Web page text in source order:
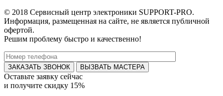
© 2018 Сервисный центр электроники SUPPORT-PRO.
Информация, размещенная на сайте, не является публичной
офертой.
Решим проблему быстро и качественно!
ВЫЗВАТЬ МАСТЕРА
Оставьте заявку сейчас
и получите скидку 15%